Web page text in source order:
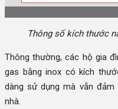
Thông số kích thước
Thông thường, các hộ gia
gas bằng inox có kích
dàng sử dụng mà vẫn
nhà.